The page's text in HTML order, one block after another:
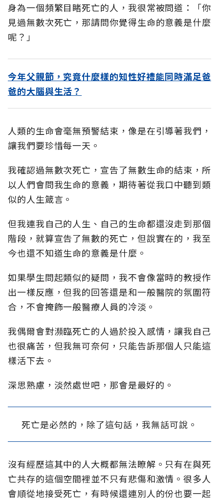
身為一個頻繁目睹死亡的人，我很常被問道：「你
見過無數次死亡，那請問你覺得生命的意義是什麼
呢？」
今年父親節，究竟什麼樣的知性好禮能同時滿足爸
爸的大腦與生活？
人類的生命會毫無預警結束，像是在引導著我們，
讓我們要珍惜每一天。
我確認過無數次死亡，宣告了無數生命的結束，所
以人們會問我生命的意義，期待著從我口中聽到類
似的人生箴言。
但我連我自己的人生、自己的生命都還沒走到那個
階段，就算宣告了無數的死亡，但說實在的，我至
今也還不知道生命的意義是什麼。
如果學生問起類似的疑問，我不會像當時的教授作
出一樣反應，但我的回答還是和一般醫院的氛圍符
合，不會掩飾一般醫療人員的冷淡。
我偶爾會對瀕臨死亡的人過於投入感情，讓我自己
也很痛苦，但我無可奈何，只能告訴那個人只能這
樣活下去。
深思熟慮，淡然處世吧，那會是最好的。
死亡是必然的，除了這句話，我無話可說。
沒有經歷這其中的人大概都無法瞭解。只有在與死
亡共存的這個空間裡並不只有悲傷和激情。很多人
會順從地接受死亡，有時候還連別人的份也要一起